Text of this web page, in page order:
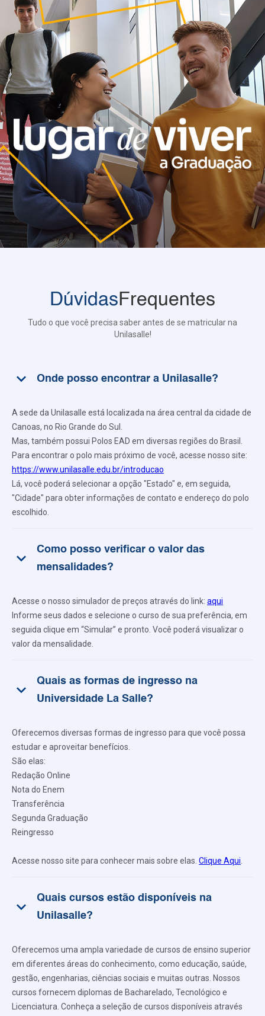
DúvidasFrequentes
Tudo o que você precisa saber antes de se matricular na
Unilasalle!
keyboard_arrow_down Onde posso encontrar a Unilasalle?
A sede da Unilasalle está localizada na área central da cidade de
Canoas, no Rio Grande do Sul.
Mas, também possui Polos EAD em diversas regiões do Brasil.
Para encontrar o polo mais próximo de você, acesse nosso site:
https://www.unilasalle.edu.br/introducao
Lá, você poderá selecionar a opção "Estado" e, em seguida,
"Cidade" para obter informações de contato e endereço do polo
escolhido.
keyboard_arrow_down
Como posso verificar o valor das
mensalidades?
Acesse o nosso simulador de preços através do link: aqui
Informe seus dados e selecione o curso de sua preferência, em
seguida clique em “Simular” e pronto. Você poderá visualizar o
valor da mensalidade.
keyboard_arrow_down
Quais as formas de ingresso na
Universidade La Salle?
Oferecemos diversas formas de ingresso para que você possa
estudar e aproveitar benefícios.
São elas:
Redação Online
Nota do Enem
Transferência
Segunda Graduação
Reingresso
Acesse nosso site para conhecer mais sobre elas. Clique Aqui
keyboard_arrow_down
Quais cursos estão disponíveis na
Unilasalle?
Oferecemos uma ampla variedade de cursos de ensino superior
em diferentes áreas do conhecimento, como educação, saúde,
gestão, engenharias, ciências sociais e muitas outras. Nossos
cursos fornecem diplomas de Bacharelado, Tecnológico e
Licenciatura. Conheça a seleção de cursos disponíveis através